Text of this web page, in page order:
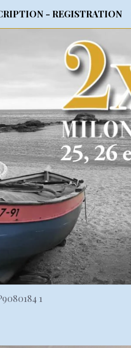
- REGISTRATION
1